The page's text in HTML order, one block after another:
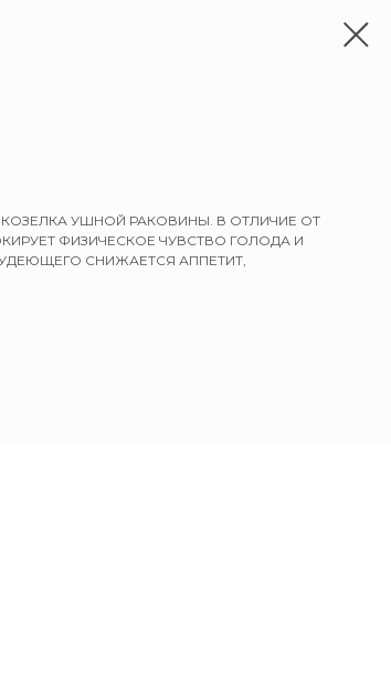
УШНОЙ РАКОВИНЫ. В ОТЛИЧИЕ ОТ
ФИЗИЧЕСКОЕ ЧУВСТВО ГОЛОДА И
СНИЖАЕТСЯ АППЕТИТ,